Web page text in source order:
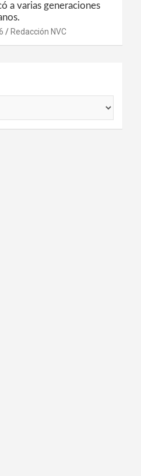
a varias generaciones
Redacción NVC